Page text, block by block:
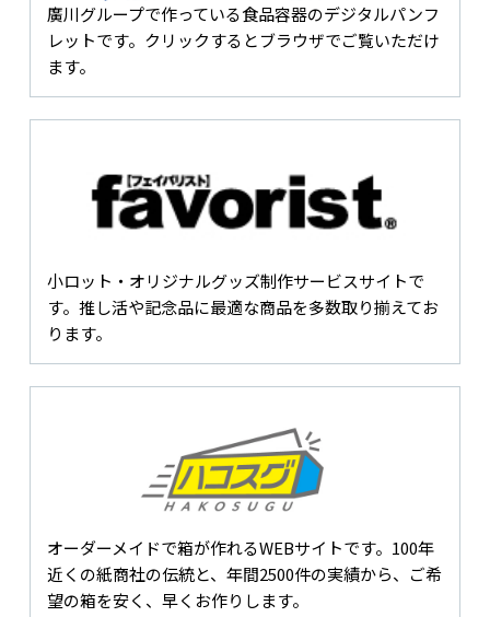
廣川グループで作っている食品容器のデジタルパンフ
レットです。クリックするとブラウザでご覧いただけ
ます。
小ロット・オリジナルグッズ制作サービスサイトで
す。推し活や記念品に最適な商品を多数取り揃えてお
ります。
オーダーメイドで箱が作れるWEBサイトです。100年
近くの紙商社の伝統と、年間2500件の実績から、ご希
望の箱を安く、早くお作りします。